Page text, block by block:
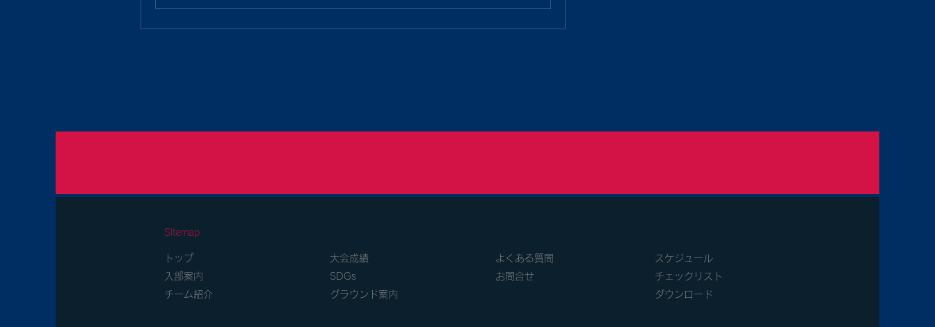
Sitemap
トップ
入部案内
チーム紹介
大会成績
SDGs
グラウンド案内
よくある質問
お問合せ
スケジュール
​チェックリスト
​ ダウンロード